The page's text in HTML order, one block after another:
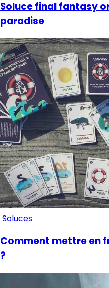
Soluce final fantasy
paradise
Soluces
Comment mettre en
?